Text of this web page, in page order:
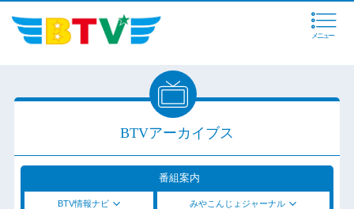
メニュー
BTVアーカイブス
番組案内
BTV情報ナビ みやこんじょジャーナル